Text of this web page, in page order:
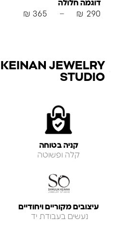
דוגמה חלולה
₪ 290
–
₪ 365
JEWELRY
STUDIO
קניה בטוחה
קלה ופשוטה
עיצובים מקוריים ויחודיים
נעשים בעבודת יד